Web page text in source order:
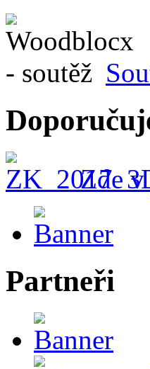
Zde
Partneři